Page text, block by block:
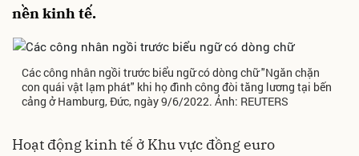
nền kinh tế.
Các công nhân ngồi trước biểu ngữ có dòng chữ "Ngăn chặn
con quái vật lạm phát" khi họ đình công đòi tăng lương tại bến
cảng ở Hamburg, Đức, ngày 9/6/2022. Ảnh: REUTERS
Hoạt động kinh tế ở Khu vực đồng euro